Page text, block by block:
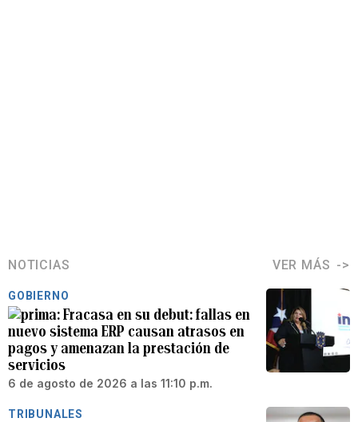
NOTICIAS VER MÁS
GOBIERNO
Fracasa en su debut: fallas en
nuevo sistema ERP causan atrasos en
pagos y amenazan la prestación de
servicios
6 de agosto de 2026 a las 11:10 p.m.
TRIBUNALES